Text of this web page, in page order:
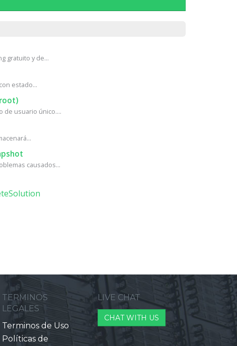
gratuito y de...
estado...
de usuario único....
causados...
TERMINOS
LEGALES
Terminos de Uso
Políticas de
LIVE CHAT
CHAT WITH US